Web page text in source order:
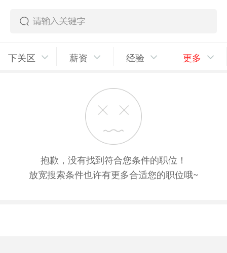
下关区 薪资 经验 更多
抱歉，没有找到符合您条件的职位！
放宽搜索条件也许有更多合适您的职位哦~